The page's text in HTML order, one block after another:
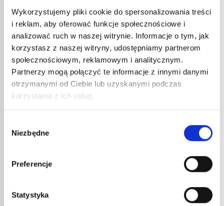
Wykorzystujemy pliki cookie do spersonalizowania treści
i reklam, aby oferować funkcje społecznościowe i
analizować ruch w naszej witrynie. Informacje o tym, jak
korzystasz z naszej witryny, udostępniamy partnerom
społecznościowym, reklamowym i analitycznym.
Partnerzy mogą połączyć te informacje z innymi danymi
otrzymanymi od Ciebie lub uzyskanymi podczas
korzystania z ich usług.
zgody
Niezbędne
Preferencje
Statystyka
ZASOBNIK GAZU 8191 BUTAN
3,24